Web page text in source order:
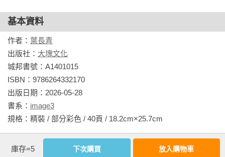
基本資料
作者： 葉長青
出版社： 大塊文化
城邦書號：A1401015
ISBN：9786264332170
出版日期：2026-05-28
書系： image3
規格：精裝 / 部分彩色 / 40頁 / 18.2cm×25.7cm
相關書籍
庫存=5 下次購買 放入購物車